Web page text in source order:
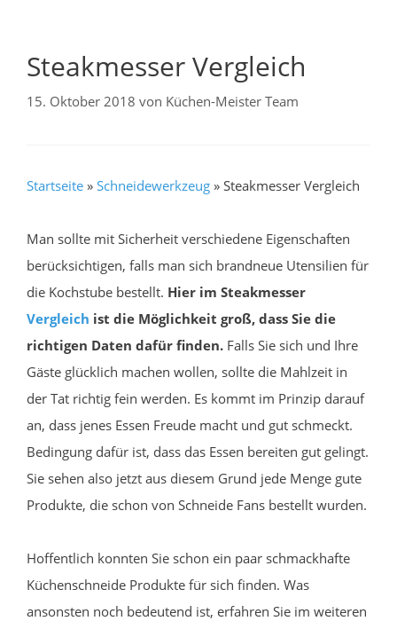
Steakmesser Vergleich
15. Oktober 2018 von Küchen-Meister Team
Startseite » Schneidewerkzeug » Steakmesser Vergleich
Man sollte mit Sicherheit verschiedene Eigenschaften
berücksichtigen, falls man sich brandneue Utensilien für
die Kochstube bestellt. Hier im Steakmesser
Vergleich ist die Möglichkeit groß, dass Sie die
richtigen Daten dafür finden. Falls Sie sich und Ihre
Gäste glücklich machen wollen, sollte die Mahlzeit in
der Tat richtig fein werden. Es kommt im Prinzip darauf
an, dass jenes Essen Freude macht und gut schmeckt.
Bedingung dafür ist, dass das Essen bereiten gut gelingt.
Sie sehen also jetzt aus diesem Grund jede Menge gute
Produkte, die schon von Schneide Fans bestellt wurden.
Hoffentlich konnten Sie schon ein paar schmackhafte
Küchenschneide Produkte für sich finden. Was
ansonsten noch bedeutend ist, erfahren Sie im weiteren